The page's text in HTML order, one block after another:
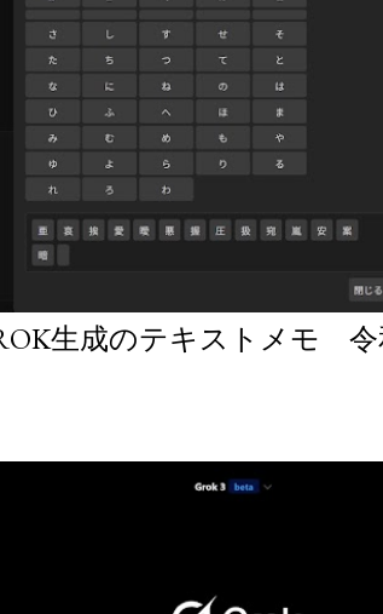
生成のテキストメモ 令